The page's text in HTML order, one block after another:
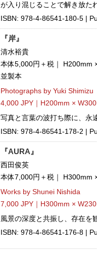
が入り混じることで解き放た
ISBN: 978-4-86541-180-5 |
『岸』
清水裕貴
本体5,000円＋税｜ H200mm
並製本
Photographs by Yuki Shimizu
4,000 JPY｜H200mm ×
写真と言葉の波打ち際に、永
ISBN: 978-4-86541-178-2 |
『AURA』
西田俊英
本体7,000円＋税｜ H300mm
Works by Shunei Nishida
7,000 JPY｜H300mm ×
風景の深度と共振し、存在を
ISBN: 978-4-86541-176-8 |